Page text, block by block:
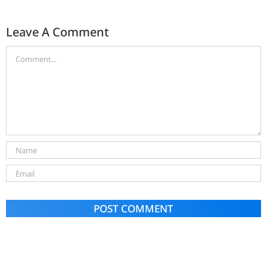
Leave A Comment